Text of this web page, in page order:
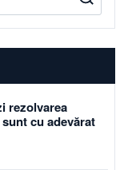
rezolvarea
cu adevărat